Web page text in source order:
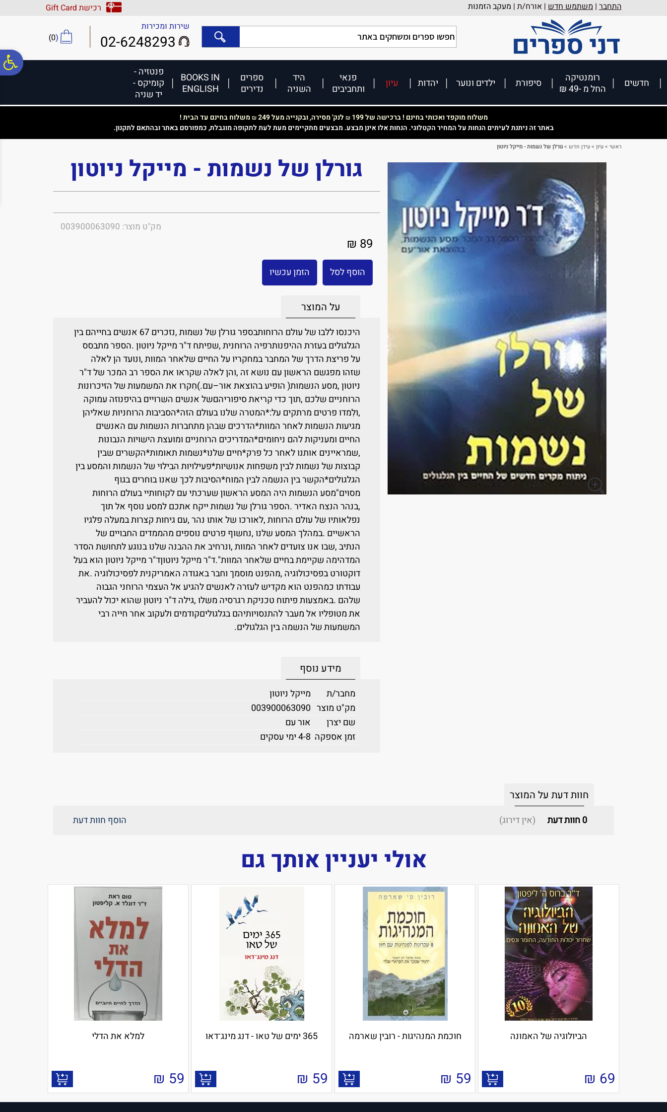
נגישות
אתר
המרכזי
התחבר | משתמש חדש | אורח/ת | מעקב הזמנות
רכישת Gift Card
שירות ומכירות
02-6248293
(
0
)
חדשים
רומנטיקה
החל מ -49 ₪
סיפורת ילדים ונוער יהדות עיון
פנאי
ותחביבים
היד
השניה
ספרים
נדירים
BOOKS IN
ENGLISH
פנטזיה -
קומיקס -
יד שניה
משלוח מוקפד ואכותי בחינם ! ברכישה של 199 ₪ לנק' מסירה, ובקנייה מעל 249 ₪משלוח בחינם עד הבית !
באתר זה ניתנת לעיתים הנחות על המחיר הקטלוגי. הנחות אלו אינן מבצע. מבצעים מתקיימים מעת לעת לתקופה מוגבלת, כמפורסם באתר ובהתאם לתקנון.
ראשי >עיון >עידן חדש >גורלן של נשמות - מייקל ניוטון
גורלן של נשמות - מייקל ניוטון
מק"ט מוצר: 003900063090
89 ₪
הוסף לסל הזמן עכשיו
על המוצר
היכנסו ללבו של עולם הרוחותבספר גורלן של נשמות ,נזכרים 67 אנשים בחייהם בין
הגלגולים בעזרת ההיפנותרפיה הרוחנית ,שפיתח ד"ר מייקל ניוטון .הספר מתבסס
על פריצת הדרך של המחבר במחקריו על החיים שלאחר המוות ,ונועד הן לאלה
שזהו מפגשם הראשון עם נושא זה ,והן לאלה שקראו את הספר רב המכר של ד"ר
ניוטון ,מסע הנשמות( הופיע בהוצאת אור–עם.)חִקרו את המשמעות של הזיכרונות
הרוחניים שלכם ,תוך כדי קריאת סיפוריהםשל אנשים השרויים בהיפנוזה עמוקה
,ולִמדו פרטים מרתקים על:*המטרה שלנו בעולם הזה*הסביבות הרוחניות שאליהן
מגיעות הנשמות לאחר המוות*הדרכים שבהן מתחברות הנשמות עם האנשים
החיים ומעניקות להם ניחומים*המדריכים הרוחניים ומועצת הישויות הנבונות
,שמראיינים אותנו לאחר כל פרק*חיים שלנו*נשמות תאומות*הקשרים שבין
קבוצות של נשמות לבין משפחות אנושיות*פעילויות הבילוי של הנשמות והמסע בין
הגלגולים*הקשר בין הנשמה לבין המוח*הסיבות לכך שאנו בוחרים בגוף
מסוים"מסע הנשמות היה המסע הראשון שערכתי עם לקוחותיי בעולם הרוחות
,בנהר הנצח האדיר .הספר גורלן של נשמות ייקח אתכם למסע נוסף אל תוך
נפלאותיו של עולם הרוחות ,לאורכו של אותו נהר ,עם גיחות קצרות במעלה פלגיו
הראשיים .במהלך המסע שלנו ,נחשוף פרטים נוספים מהממדים החבויים של
הנתיב ,שבו אנו צועדים לאחר המוות ,ונרחיב את ההבנה שלנו בנוגע לתחושת הסדר
המדהימה שקיימת בחיים שלאחר המוות".ד"ר מייקל ניוטוןד"ר מייקל ניוטון הוא בעל
דוקטורט בפסיכולוגיה ,מהפנט מוסמך וחבר באגודה האמריקנית לפסיכולוגיה .את
עבודתו כמהפנט הוא מקדיש לעזרה לאנשים להגיע אל העצמי הרוחני הגבוה
שלהם .באמצעות פיתוח טכניקת רגרסיה משלו ,גילה ד"ר ניוטון שהוא יכול להעביר
את מטופליו אל מעבר להתנסויותיהם בגלגוליםקודמים ולעקוב אחר חייה רבי
המשמעות של הנשמה בין הגלגולים.
מידע נוסף
מחבר/ת
מייקל ניוטון
מק"ט מוצר 003900063090
שם יצרן
אור עם
זמן אספקה 4-8 ימי עסקים
חוות דעת על המוצר
0חוות דעת (אין דירוג) הוסף חוות דעת
אולי יעניין אותך גם
הביולוגיה של האמונה
69
₪
חוכמת המנהיגות - רובין שארמה
59
₪
365 ימים של טאו - דנג מינג־דאו
59
₪
למלא את הדלי
59
₪